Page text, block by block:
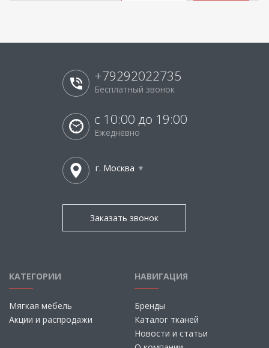
+79292022735
Бесплатный звонок
с 10:00 до 19:00
Ежедневно
г. Москва
Заказать звонок
КАТЕГОРИИ
Мягкая мебель
Акции и распродажи
НАВИГАЦИЯ
Бренды
Каталог тканей
Новости и статьи